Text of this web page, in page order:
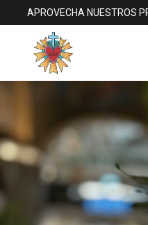
APROVECHA NUESTROS